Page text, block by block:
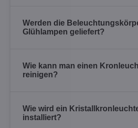
Werden die
Glühlampen geliefert?
Wie kann man einen
reinigen?
Wie wird ein
installiert?